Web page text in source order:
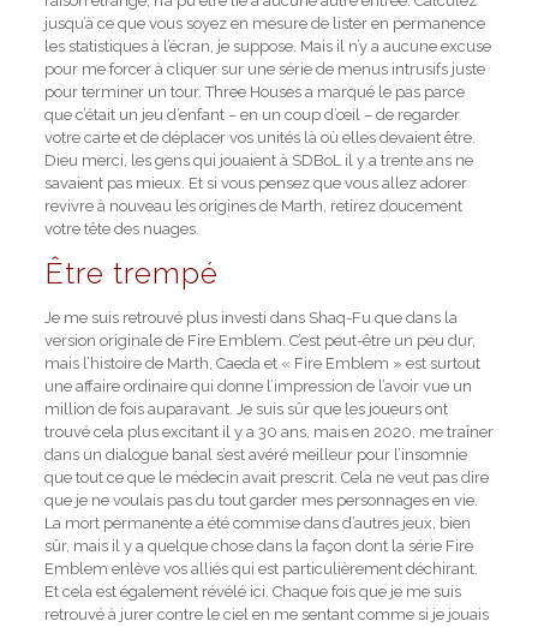
jusqu’à ce que vous soyez en mesure de lister en permanence
les statistiques à l’écran, je suppose. Mais il n’y a aucune excuse
pour me forcer à cliquer sur une série de menus intrusifs juste
pour terminer un tour. Three Houses a marqué le pas parce
que c’était un jeu d’enfant – en un coup d’œil – de regarder
votre carte et de déplacer vos unités là où elles devaient être.
Dieu merci, les gens qui jouaient à SDBoL il y a trente ans ne
savaient pas mieux. Et si vous pensez que vous allez adorer
revivre à nouveau les origines de Marth, retirez doucement
votre tête des nuages.
Être trempé
Je me suis retrouvé plus investi dans Shaq-Fu que dans la
version originale de Fire Emblem. C’est peut-être un peu dur,
mais l’histoire de Marth, Caeda et « Fire Emblem » est surtout
une affaire ordinaire qui donne l’impression de l’avoir vue un
million de fois auparavant. Je suis sûr que les joueurs ont
trouvé cela plus excitant il y a 30 ans, mais en 2020, me traîner
dans un dialogue banal s’est avéré meilleur pour l’insomnie
que tout ce que le médecin avait prescrit. Cela ne veut pas dire
que je ne voulais pas du tout garder mes personnages en vie.
La mort permanente a été commise dans d’autres jeux, bien
sûr, mais il y a quelque chose dans la façon dont la série Fire
Emblem enlève vos alliés qui est particulièrement déchirant.
Et cela est également révélé ici. Chaque fois que je me suis
retrouvé à jurer contre le ciel en me sentant comme si je jouais